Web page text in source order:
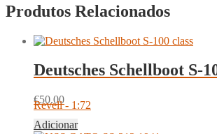
Produtos Relacionados
Deutsches Schellboot S-
€50.00
Revell - 1:72
Adicionar